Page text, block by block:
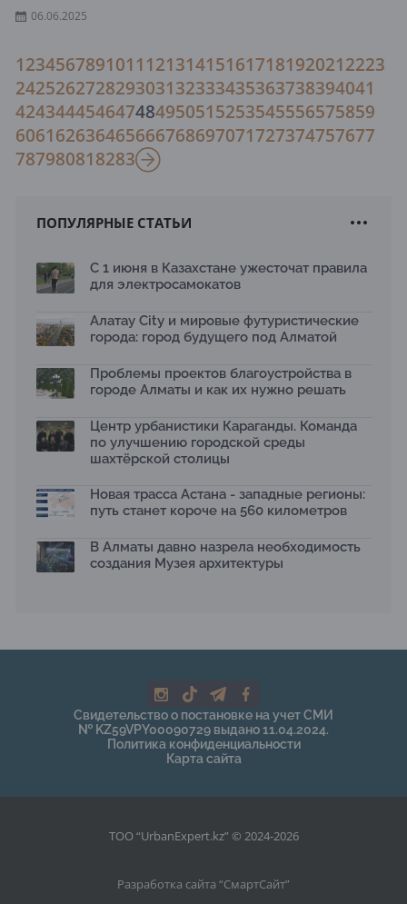
06.06.2025
1234567891011121314151617181920212223
242526272829303132333435363738394041
424344454647484950515253545556575859
606162636465666768697071727374757677
787980818283
ПОПУЛЯРНЫЕ СТАТЬИ
С 1 июня в Казахстане ужесточат правила
для электросамокатов
Алатау City и мировые футуристические
города: город будущего под Алматой
Проблемы проектов благоустройства в
городе Алматы и как их нужно решать
Центр урбанистики Караганды. Команда
по улучшению городской среды
шахтёрской столицы
Новая трасса Астана - западные регионы:
путь станет короче на 560 километров
В Алматы давно назрела необходимость
создания Музея архитектуры
Свидетельство о постановке на учет СМИ
№ KZ59VPY00090729 выдано 11.04.2024.
Политика конфиденциальности
Карта сайта
ТОО “UrbanExpert.kz” © 2024-2026
Разработка сайта “СмартСайт”